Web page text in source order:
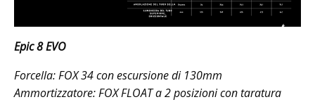
Epic 8 EVO
Forcella: FOX 34 con escursione di 130mm
Ammortizzatore: FOX FLOAT a 2 posizioni con taratura